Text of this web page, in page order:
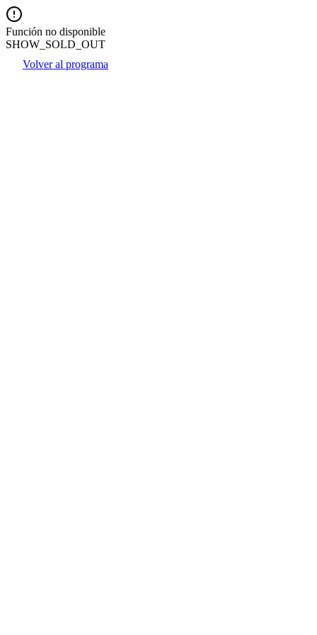
Función no disponible
SHOW_SOLD_OUT
Volver al programa